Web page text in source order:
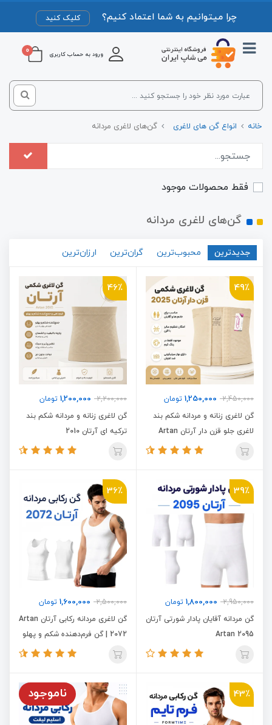
چرا میتوانیم به شما اعتماد کنیم؟ کلیک کنید
ورود به حساب کاربری 0
خانه انواع گن های لاغری گن‌های لاغری مردانه
فقط محصولات موجود
گن‌های لاغری مردانه
جدیدترین محبوب‌ترین گران‌ترین ارزان‌ترین
49٪
2,450,000
1,250,000 تومان
گن لاغری زنانه و مردانه شکم بند
لاغری جلو قزن دار آرتان Artan
2025
46٪
2,200,000
1,200,000 تومان
گن لاغری زنانه و مردانه شکم بند
ترکیه ای آرتان 2010
39٪
2,950,000
1,800,000 تومان
گن مردانه آقایان پادار شورتی آرتان
Artan 2095
36٪
2,500,000
1,600,000 تومان
گن لاغری مردانه رکابی آرتان Artan
2072 | گن فرم‌دهنده شکم و پهلو
مردانه
43٪ ناموجود